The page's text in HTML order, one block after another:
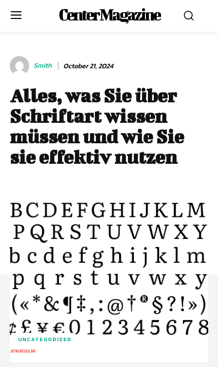
Center Magazine
Smith October 21, 2024
Alles, was Sie über
Schriftart wissen
müssen und wie Sie
sie effektiv nutzen
UNCATEGORIZED